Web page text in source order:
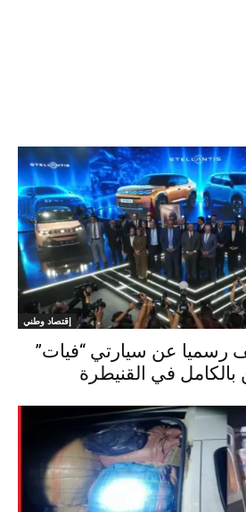
إقتصاد وطني
رسميا عن سيارتي “فيات”
بالكامل في القنيطرة